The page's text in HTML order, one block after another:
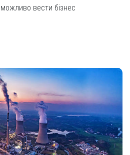
вести бізнес